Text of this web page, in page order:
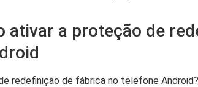
ativar a proteção de
redefinição de fábrica no telefone